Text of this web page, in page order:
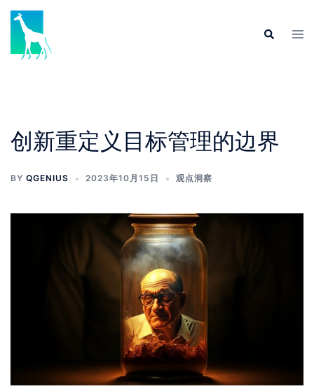
创新重定义目标管理的边界
BY QGENIUS 2023年10月15日 观点洞察